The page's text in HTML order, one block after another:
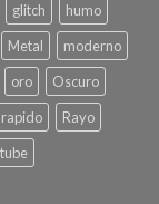
glitch
humo
Metal
moderno
oro
Oscuro
rapido
Rayo